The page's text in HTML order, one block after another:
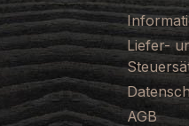
Liefer-
AGB